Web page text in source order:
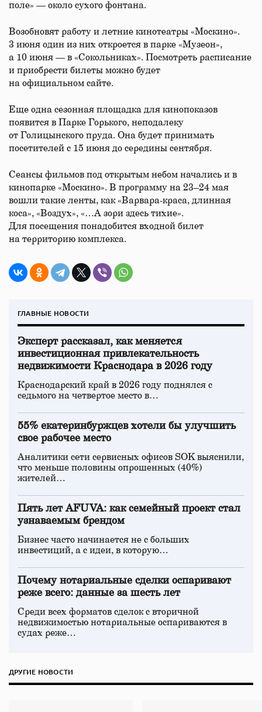
поле» — около сухого фонтана.
Возобновят работу и летние кинотеатры «Москино».
3 июня один из них откроется в парке «Музеон»,
а 10 июня — в «Сокольниках». Посмотреть расписание
и приобрести билеты можно будет
на официальном сайте.
Еще одна сезонная площадка для кинопоказов
появится в Парке Горького, неподалеку
от Голицынского пруда. Она будет принимать
посетителей с 15 июня до середины сентября.
Сеансы фильмов под открытым небом начались и в
кинопарке «Москино». В программу на 23–24 мая
вошли такие ленты, как «Варвара-краса, длинная
коса», «Воздух», «…А зори здесь тихие».
Для посещения понадобится входной билет
на территорию комплекса.
ГЛАВНЫЕ НОВОСТИ
Эксперт рассказал, как меняется
инвестиционная привлекательность
недвижимости Краснодара в 2026 году
Краснодарский край в 2026 году поднялся с
седьмого на четвертое место в…
55% екатеринбуржцев хотели бы улучшить
свое рабочее место
Аналитики сети сервисных офисов SOK выяснили,
что меньше половины опрошенных (40%)
жителей…
Пять лет AFUVA: как семейный проект стал
узнаваемым брендом
Бизнес часто начинается не с больших
инвестиций, а с идеи, в которую…
Почему нотариальные сделки оспаривают
реже всего: данные за шесть лет
Среди всех форматов сделок с вторичной
недвижимостью нотариальные оспариваются в
судах реже…
ДРУГИЕ НОВОСТИ